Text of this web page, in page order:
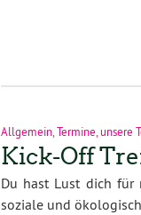
Allgemein,Termine,unsere
Kick-Off
Du hast Lust dich für
soziale und